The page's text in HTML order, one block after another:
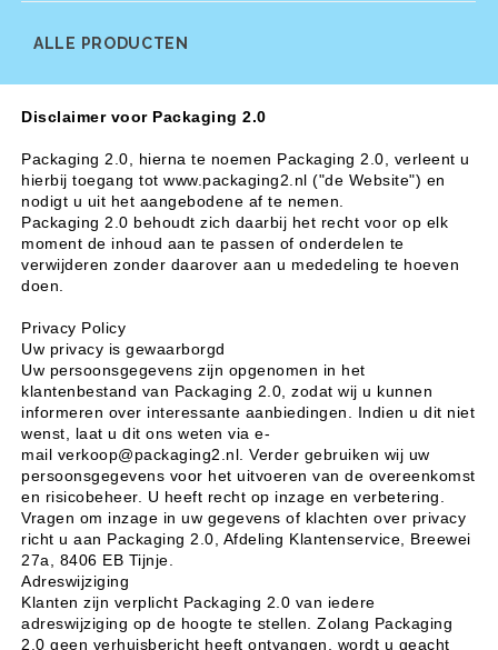
ALLE PRODUCTEN
Disclaimer voor Packaging 2.0
Packaging 2.0, hierna te noemen Packaging 2.0, verleent u
hierbij toegang tot www.packaging2.nl ("de Website") en
nodigt u uit het aangebodene af te nemen.
Packaging 2.0 behoudt zich daarbij het recht voor op elk
moment de inhoud aan te passen of onderdelen te
verwijderen zonder daarover aan u mededeling te hoeven
doen.
Privacy Policy
Uw privacy is gewaarborgd
Uw persoonsgegevens zijn opgenomen in het
klantenbestand van Packaging 2.0, zodat wij u kunnen
informeren over interessante aanbiedingen. Indien u dit niet
wenst, laat u dit ons weten via e-
mail verkoop@packaging2.nl . Verder gebruiken wij uw
persoonsgegevens voor het uitvoeren van de overeenkomst
en risicobeheer. U heeft recht op inzage en verbetering.
Vragen om inzage in uw gegevens of klachten over privacy
richt u aan Packaging 2.0, Afdeling Klantenservice, Breewei
27a, 8406 EB Tijnje.
Adreswijziging
Klanten zijn verplicht Packaging 2.0 van iedere
adreswijziging op de hoogte te stellen. Zolang Packaging
2.0 geen verhuisbericht heeft ontvangen, wordt u geacht